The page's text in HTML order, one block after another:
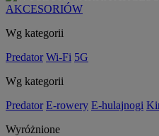
AKCESORIÓW
Wg kategorii
Predator Wi-Fi 5G
Wg kategorii
Predator E-rowery E-hulajnogi
Wyróżnione